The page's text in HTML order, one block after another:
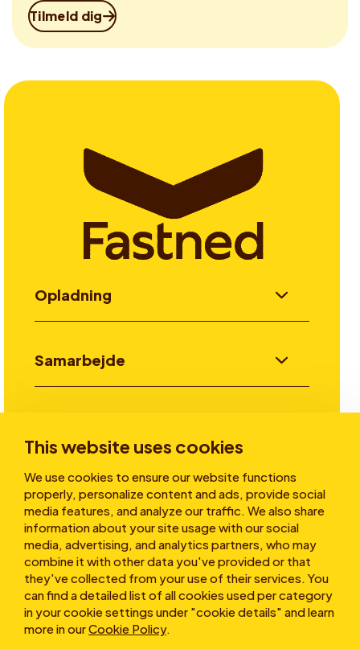
This website uses cookies
We use cookies to ensure our website functions
properly, personalize content and ads, provide social
media features, and analyze our traffic. We also share
information about your site usage with our social
media, advertising, and analytics partners, who may
combine it with other data you've provided or that
they've collected from your use of their services. You
can find a detailed list of all cookies used per category
in your cookie settings under "cookie details" and learn
more in ourCookie Policy.
Tilmeld dig
Opladning
Samarbejde
Historier
Om os